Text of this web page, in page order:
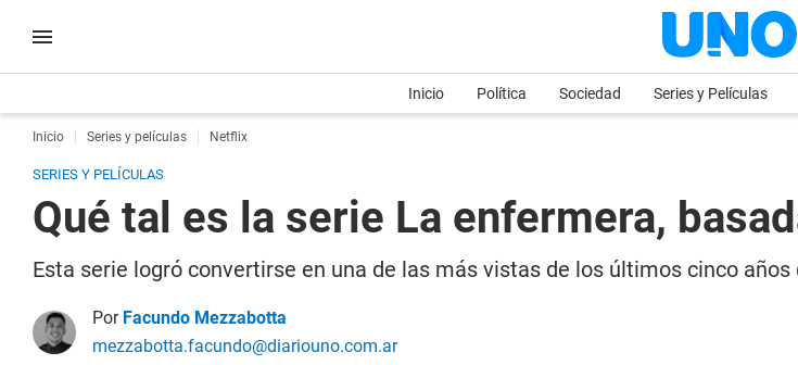
Inicio Política Sociedad Series y Películas
Inicio Series y películas Netflix
SERIES Y PELÍCULAS
Qué tal es la serie La enfermera,
Esta serie logró convertirse en una de las más vistas de los últimos cinco
Por Facundo Mezzabotta
mezzabotta.facundo@diariouno.com.ar